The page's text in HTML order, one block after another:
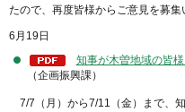
たので、再度皆様からご意見を募集
6月19日
知事が木曽地域の皆
（企画振興課）
7/7（月）から7/11（金）まで、